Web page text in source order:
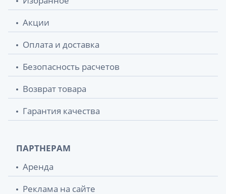
Акции
Оплата и доставка
Безопасность расчетов
Возврат товара
Гарантия качества
ПАРТНЕРАМ
Аренда
Реклама на сайте